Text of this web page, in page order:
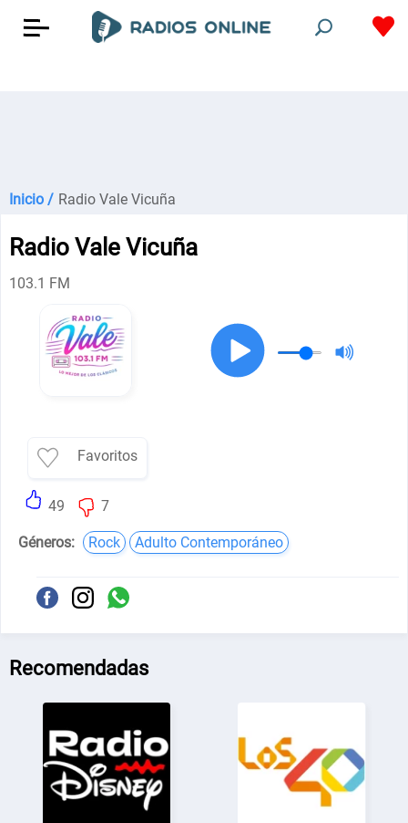
Inicio / Radio Vale Vicuña
Radio Vale Vicuña
103.1 FM
Favoritos
49 7
Géneros: Rock Adulto Contemporáneo
Recomendadas